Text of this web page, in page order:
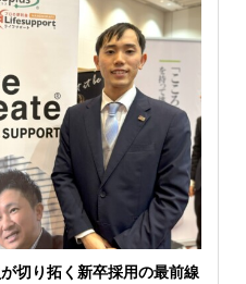
切り拓く新卒採用の最前線